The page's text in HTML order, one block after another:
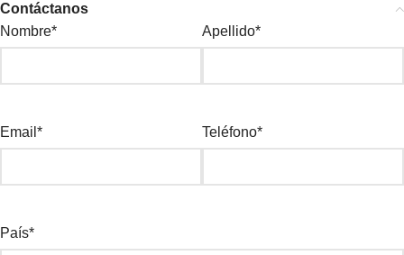
Contáctanos
Nombre*
Apellido*
Email* Teléfono*
País*